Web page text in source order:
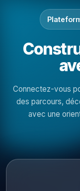
Connectez-vous
des parcours,
avec une